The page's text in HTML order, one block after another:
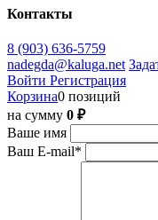
Контакты
8 (903) 636-5759
nadegda@kaluga.net
Войти Регистрация
Корзина0 позиций
на сумму 0 ₽
Ваше имя
Ваш E-mail*